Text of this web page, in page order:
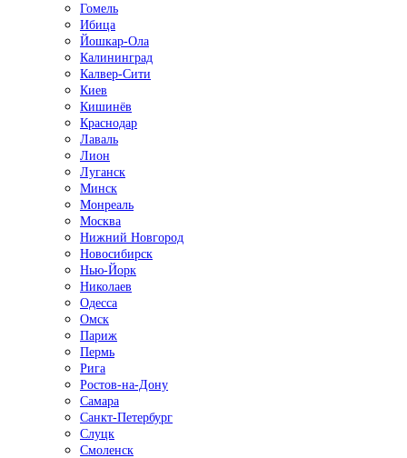
Гомель
Ибица
Йошкар-Ола
Калининград
Калвер-Сити
Киев
Кишинёв
Краснодар
Лаваль
Лион
Луганск
Минск
Монреаль
Москва
Нижний Новгород
Новосибирск
Нью-Йорк
Николаев
Одесса
Омск
Париж
Пермь
Рига
Ростов-на-Дону
Самара
Санкт-Петербург
Слуцк
Смоленск